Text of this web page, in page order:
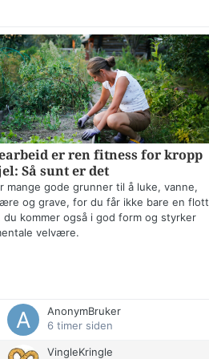
er ren fitness for kropp
Så sunt er det
mange gode grunner til å luke, vanne,
og grave, for du får ikke bare en flott
du kommer også i god form og styrker
velvære.
AnonymBruker
6 timer siden
VingleKringle